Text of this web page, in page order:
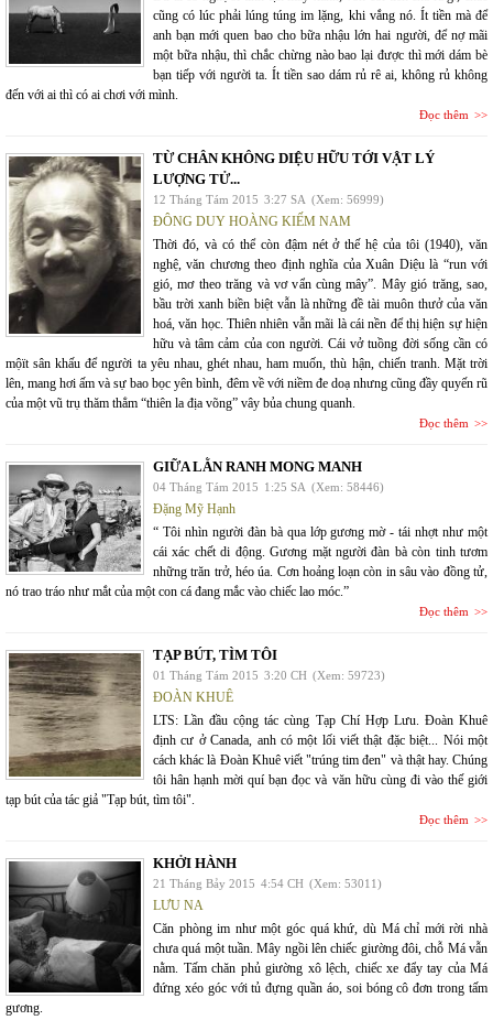
cũng có lúc phải lúng túng im lặng, khi vắng nó. Ít tiền mà để
anh bạn mới quen bao cho bữa nhậu lớn hai người, để nợ mãi
một bữa nhậu, thì chắc chừng nào bao lại được thì mới dám bè
bạn tiếp với người ta. Ít tiền sao dám rủ rê ai, không rủ không
đến với ai thì có ai chơi với mình.
Đọc thêm
TỪ CHÂN KHÔNG DIỆU HỮU TỚI VẬT LÝ
LƯỢNG TỬ...
12 Tháng Tám 2015 3:27 SA (Xem: 56999)
ĐÔNG DUY HOÀNG KIẾM NAM
Thời đó, và có thể còn đậm nét ở thế hệ của tôi (1940), văn
nghệ, văn chương theo định nghĩa của Xuân Diệu là “run với
gió, mơ theo trăng và vơ vẩn cùng mây”. Mây gió trăng, sao,
bầu trời xanh biền biệt vẫn là những đề tài muôn thưở của văn
hoá, văn học. Thiên nhiên vẫn mãi là cái nền để thị hiện sự hiện
hữu và tâm cảm của con người. Cái vở tuồng đời sống cần có
mộït sân khấu để người ta yêu nhau, ghét nhau, ham muốn, thù hận, chiến tranh. Mặt trời
lên, mang hơi ấm và sự bao bọc yên bình, đêm về với niềm đe doạ nhưng cũng đầy quyến rũ
của một vũ trụ thăm thẳm “thiên la địa võng” vây bủa chung quanh.
Đọc thêm
GIỮA LẰN RANH MONG MANH
04 Tháng Tám 2015 1:25 SA (Xem: 58446)
Đặng Mỹ Hạnh
“ Tôi nhìn người đàn bà qua lớp gương mờ - tái nhợt như một
cái xác chết di động. Gương mặt người đàn bà còn tinh tươm
những trăn trở, héo úa. Cơn hoảng loạn còn in sâu vào đồng tử,
nó trao tráo như mắt của một con cá đang mắc vào chiếc lao móc.”
Đọc thêm
TẠP BÚT, TÌM TÔI
01 Tháng Tám 2015 3:20 CH (Xem: 59723)
ĐOÀN KHUÊ
LTS: Lần đầu cộng tác cùng Tạp Chí Hợp Lưu. Đoàn Khuê
định cư ở Canada, anh có một lối viết thật đặc biệt... Nói một
cách khác là Đoàn Khuê viết "trúng tim đen" và thật hay. Chúng
tôi hân hạnh mời quí bạn đọc và văn hữu cùng đi vào thế giới
tạp bút của tác giả "Tạp bút, tìm tôi".
Đọc thêm
KHỞI HÀNH
21 Tháng Bảy 2015 4:54 CH (Xem: 53011)
LƯU NA
Căn phòng im như một góc quá khứ, dù Má chỉ mới rời nhà
chưa quá một tuần. Mây ngồi lên chiếc giường đôi, chỗ Má vẫn
nằm. Tấm chăn phủ giường xô lệch, chiếc xe đẩy tay của Má
đứng xéo góc với tủ đựng quần áo, soi bóng cô đơn trong tấm
gương.